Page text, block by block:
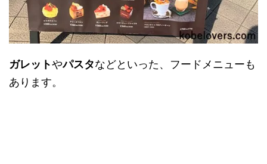
ガレットやパスタなどといった、フードメニューも
あります。